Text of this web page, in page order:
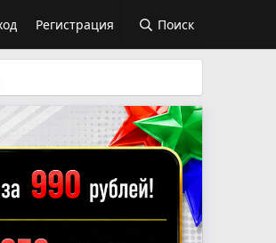
Регистрация Поиск